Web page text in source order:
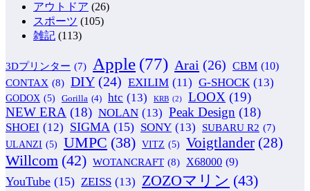
アウトドア (26)
スポーツ (105)
雑記 (113)
3Dプリンター (7) Apple (77) Arai (26) CBM (10)
CONTAX (8) DIY (24) EXILIM (11) G-SHOCK (13)
GODOX (5) Gorilla (4) htc (13) KRB (2) LOOX (19)
NEW ERA (18) NOLAN (13) Peak Design (18)
SHOEI (12) SIGMA (15) SONY (13) SUBARU R2 (7)
ULANZI (5) UMPC (38) VITZ (5) Voigtlander (28)
Willcom (42) WOTANCRAFT (8) X68000 (9)
YouTube (15) ZEISS (13) ZOZOマリン (43)